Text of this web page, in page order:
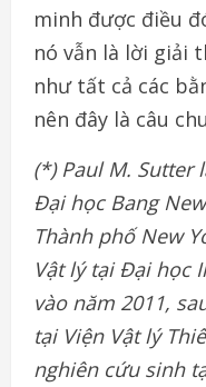
minh được điều
nó vẫn là lời giải
như tất cả các
nên đây là câu
(*) Paul M. Sutter
Đại học Bang
Thành phố New
Vật lý tại Đại học
vào năm 2011,
tại Viện Vật lý
nghiên cứu sinh